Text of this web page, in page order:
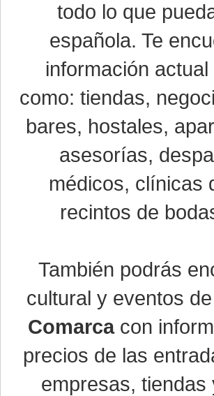
todo lo que
española. Te
información
como: tiendas,
bares, hostales,
asesorías,
médicos, clínicas
recintos de
También podrás
cultural y eventos
Comarcacon
precios de las
empresas,